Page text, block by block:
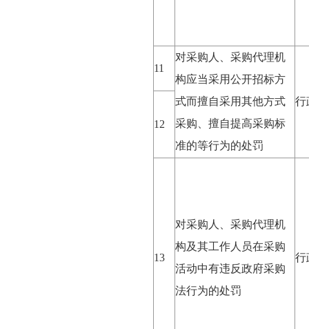
11
对采购人、采购代理机
构应当采用公开招标方
式而擅自采用其他方式
采购、擅自提高采购标
准的等行为的处罚
行
12
13
对采购人、采购代理机
构及其工作人员在采购
活动中有违反政府采购
法行为的处罚
行